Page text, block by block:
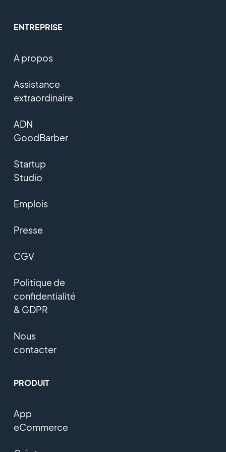
ENTREPRISE
A propos
Assistance
extraordinaire
ADN
GoodBarber
Startup
Studio
Emplois
Presse
CGV
Politique de
confidentialité
& GDPR
Nous
contacter
PRODUIT
App
eCommerce